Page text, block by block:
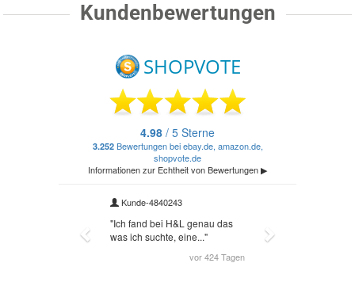
Kundenbewertungen